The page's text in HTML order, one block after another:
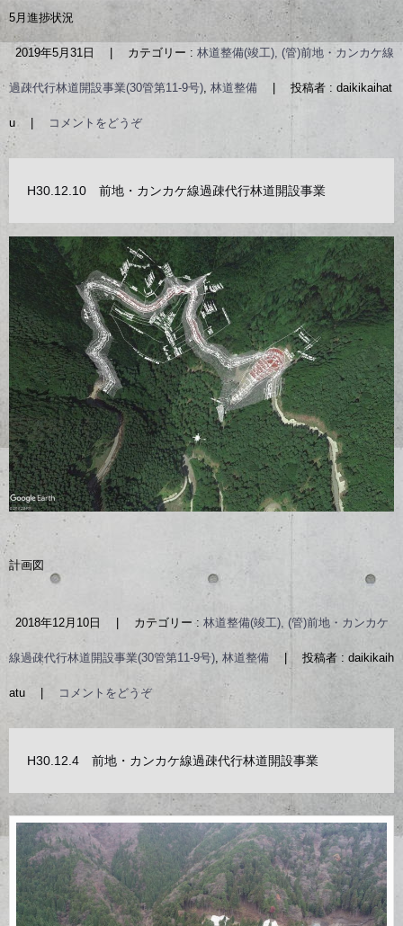
5月進捗状況
2019年5月31日 | カテゴリー : 林道整備(竣工), (管)前地・カンカケ線
過疎代行林道開設事業(30管第11-9号) 林道整備 | 投稿者 : daikikaihat
u | コメントをどうぞ
H30.12.10 前地・カンカケ線過疎代行林道開設事業
計画図
2018年12月10日 カテゴリー : 林道整備(竣工), (管)前地・カンカケ
線過疎代行林道開設事業(30管第11-9号), 林道整備 投稿者 : daikikaih
atu コメントをどうぞ
H30.12.4 前地・カンカケ線過疎代行林道開設事業